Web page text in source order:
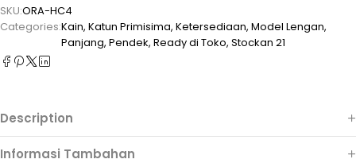
SKU:ORA-HC4
Categories:Kain, Katun Primisima, Ketersediaan, Model Lengan,
Panjang, Pendek, Ready di Toko, Stockan 21
Description
Informasi Tambahan